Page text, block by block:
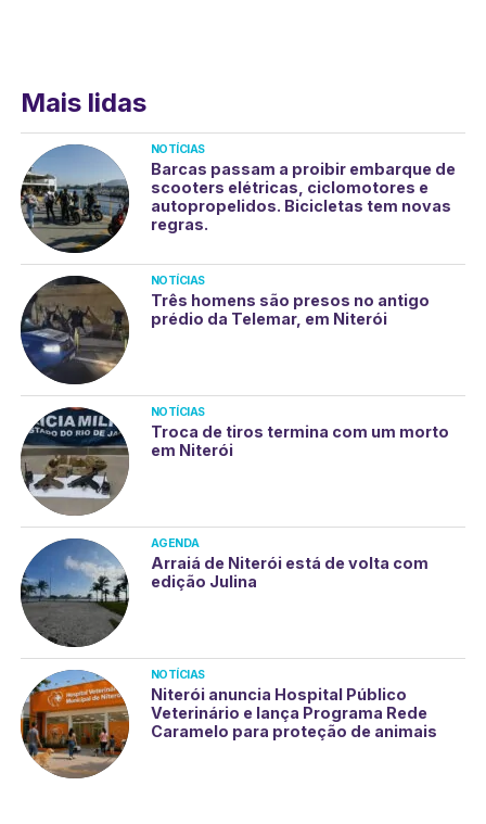
Mais lidas
NOTÍCIAS
Barcas passam a proibir embarque de
scooters elétricas, ciclomotores e
autopropelidos. Bicicletas tem novas
regras.
NOTÍCIAS
Três homens são presos no antigo
prédio da Telemar, em Niterói
NOTÍCIAS
Troca de tiros termina com um morto
em Niterói
AGENDA
Arraiá de Niterói está de volta com
edição Julina
NOTÍCIAS
Niterói anuncia Hospital Público
Veterinário e lança Programa Rede
Caramelo para proteção de animais